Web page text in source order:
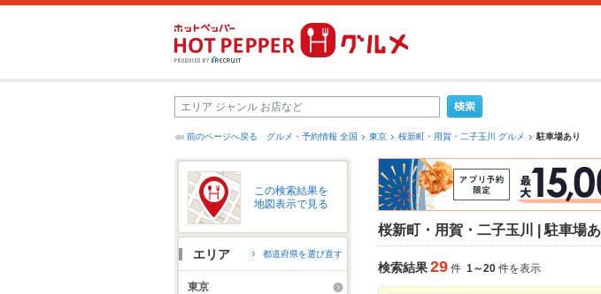
前のページへ戻る グルメ・予約情報 全国 東京 桜新町・用賀・二子玉川 グルメ 駐車場あり
この検索結果を
地図表示で見る
エリア 都道府県を選び直す
東京
桜新町・用賀・二子玉川 | 駐車場
検索結果29 件 1～20 件を表示